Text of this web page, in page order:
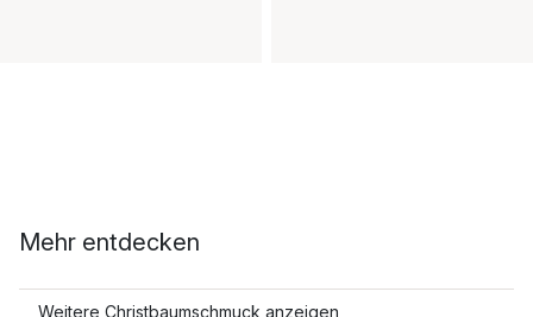
Mehr entdecken
Weitere Christbaumschmuck anzeigen